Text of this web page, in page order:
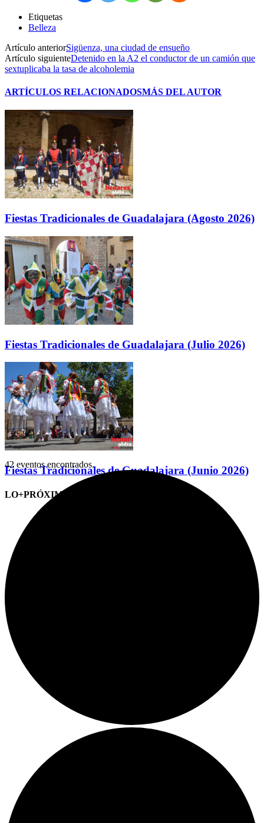
Etiquetas
Belleza
Artículo anteriorSigüenza, una ciudad de ensueño
Artículo siguienteDetenido en la A2 el conductor de un camión que
sextuplicaba la tasa de alcoholemia
ARTÍCULOS RELACIONADOSMÁS DEL AUTOR
Fiestas Tradicionales de Guadalajara (Agosto 2026)
Fiestas Tradicionales de Guadalajara (Julio 2026)
Fiestas Tradicionales de Guadalajara (Junio 2026)
LO+PRÓXIMO (CITAS)
42 eventos encontrados.